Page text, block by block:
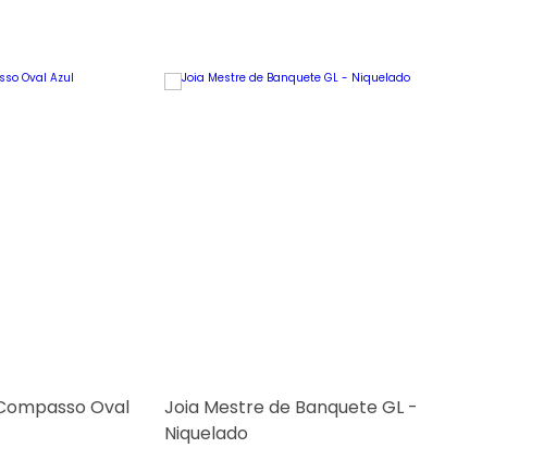
Oval
Joia Mestre de Banquete GL -
Niquelado